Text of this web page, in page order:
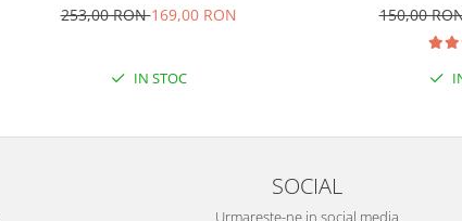
253,00 RON169,00 RON
IN STOC
150,00
SOCIAL
Urmareste-ne in social media